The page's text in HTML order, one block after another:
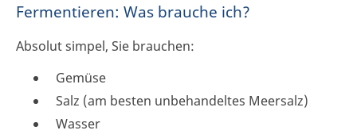
Fermentieren: Was brauche ich?
Absolut simpel, Sie brauchen:
Gemüse
Salz (am besten unbehandeltes Meersalz)
Wasser